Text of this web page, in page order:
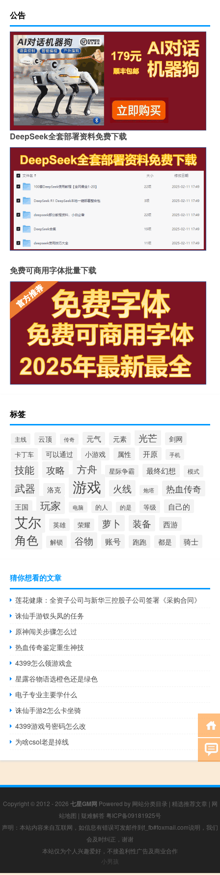
公告
DeepSeek全套部署资料免费下载
免费可商用字体批量下载
标签
主线 云顶 传奇 元气 元素 光芒 剑网
卡丁车 可以通过 小游戏 属性 开原 手机
技能 攻略 方舟 星际争霸 最终幻想 模式
武器 洛克 游戏 火线 炮塔 热血传奇
王国 玩家 电脑 的人 的是 等级 自己的
艾尔 英雄 荣耀 萝卜 装备 西游
角色 解锁 谷物 账号 跑跑 都是 骑士
猜你想看的文章
莲花健康：全资子公司与新华三控股子公司签署《采购合同》
诛仙手游钗头凤的任务
原神闯关步骤怎么过
热血传奇鉴定重生神技
4399怎么领游戏盒
星露谷物语选橙色还是绿色
电子专业主要学什么
诛仙手游2怎么卡坐骑
4399游戏号密码怎么改
为啥csol老是掉线
Copyright © 2012 - 2026 七星GM网 Powered by 网站分类目录 | 精选推荐文章 | 网
站地图 | 疑难解答 粤ICP备09181925号
声明：本站内容来自互联网，如信息有错误可发邮件到f_fb#foxmail.com说明，我们
会及时纠正，谢谢
本站仅为个人兴趣爱好，不接盈利性广告及商业合作
小男孩